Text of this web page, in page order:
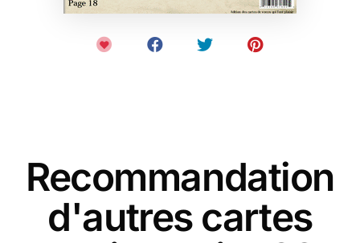
Recommandation
d'autres cartes